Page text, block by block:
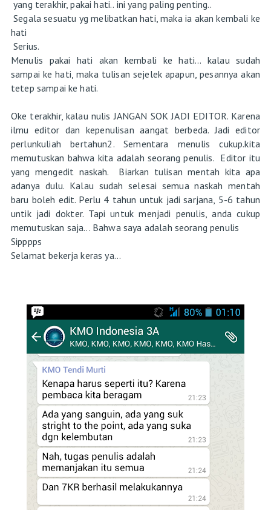
yang terakhir, pakai hati.. ini yang paling penting..
Segala sesuatu yg melibatkan hati, maka ia akan kembali ke
hati
Serius.
Menulis pakai hati akan kembali ke hati... kalau sudah
sampai ke hati, maka tulisan sejelek apapun, pesannya akan
tetep sampai ke hati.
Oke terakhir, kalau nulis JANGAN SOK JADI EDITOR. Karena
ilmu editor dan kepenulisan aangat berbeda. Jadi editor
perlunkuliah bertahun2. Sementara menulis cukup.kita
memutuskan bahwa kita adalah seorang penulis. Editor itu
yang mengedit naskah. Biarkan tulisan mentah kita apa
adanya dulu. Kalau sudah selesai semua naskah mentah
baru boleh edit. Perlu 4 tahun untuk jadi sarjana, 5-6 tahun
untik jadi dokter. Tapi untuk menjadi penulis, anda cukup
memutuskan saja... Bahwa saya adalah seorang penulis
Sipppps
Selamat bekerja keras ya...